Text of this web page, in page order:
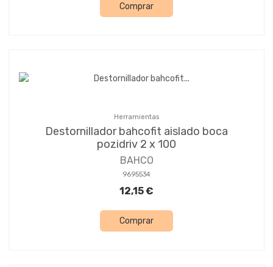
Comprar
Herramientas
Destornillador bahcofit aislado boca
pozidriv 2 x 100
BAHCO
9695534
12,15 €
Comprar